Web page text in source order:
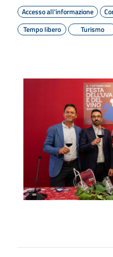
Accesso all'informazione
Tempo libero
Turismo